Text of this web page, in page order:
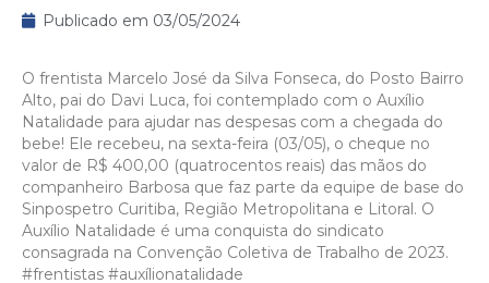
Publicado em 03/05/2024
O frentista Marcelo José da Silva Fonseca, do Posto Bairro
Alto, pai do Davi Luca, foi contemplado com o Auxílio
Natalidade para ajudar nas despesas com a chegada do
bebe! Ele recebeu, na sexta-feira (03/05), o cheque no
valor de R$ 400,00 (quatrocentos reais) das mãos do
companheiro Barbosa que faz parte da equipe de base do
Sinpospetro Curitiba, Região Metropolitana e Litoral. O
Auxílio Natalidade é uma conquista do sindicato
consagrada na Convenção Coletiva de Trabalho de 2023.
#frentistas #auxílionatalidade